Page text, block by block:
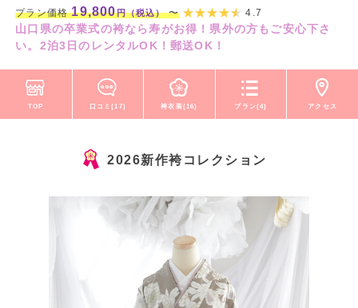
プラン価格19,800円（税込）〜 4.7
山口県の卒業式の袴なら寿がお得！県外の方もご安心下さ
い。2泊3日のレンタルOK！郵送OK！
TOP 口コミ(17) 袴衣装(16) プラン(4) アクセス
2026新作袴コレクション